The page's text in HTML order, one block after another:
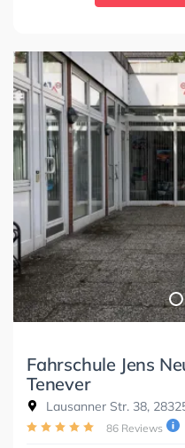
Fahrschule Jens
Tenever
Lausanner Str. 38,
86 Reviews